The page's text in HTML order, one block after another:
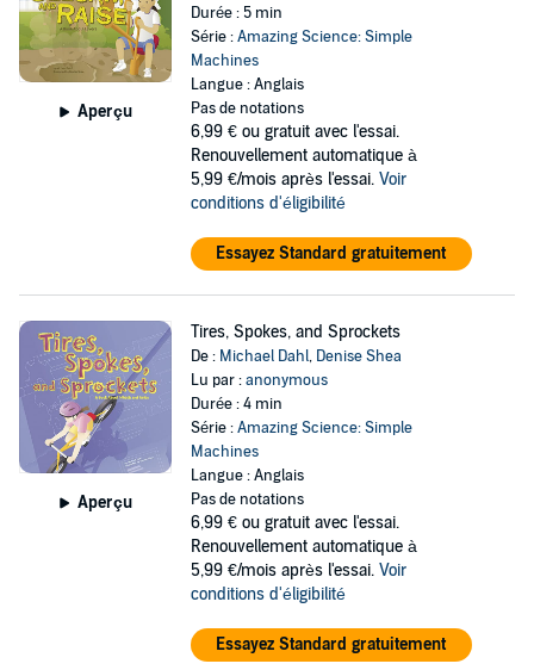
Aperçu
Durée : 5 min
Série :Amazing Science: Simple
Machines
Langue : Anglais
Pas de notations
6,99 € ou gratuit avec l'essai.
Renouvellement automatique à
5,99 €/mois après l'essai. Voir
conditions d'éligibilité
Essayez Standard gratuitement
Aperçu
Tires, Spokes, and Sprockets
De : Michael Dahl, Denise Shea
Lu par :anonymous
Durée : 4 min
Série :Amazing Science: Simple
Machines
Langue : Anglais
Pas de notations
6,99 € ou gratuit avec l'essai.
Renouvellement automatique à
5,99 €/mois après l'essai. Voir
conditions d'éligibilité
Essayez Standard gratuitement